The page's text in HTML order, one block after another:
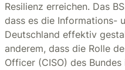
Resilienz erreichen. Das
dass es die Informations-
Deutschland effektiv
anderem, dass die Rolle
Officer (CISO) des